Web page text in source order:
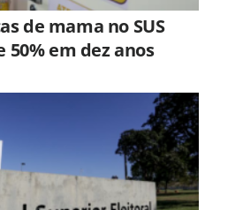
de mama no SUS
50% em dez anos